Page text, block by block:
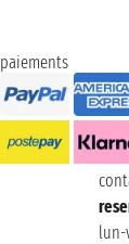
paiements
lun-